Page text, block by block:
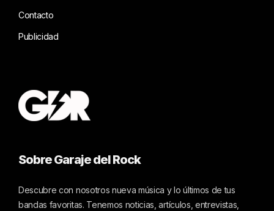
Contacto
Publicidad
Sobre Garaje del Rock
Descubre con nosotros nueva música y lo últimos de tus
bandas favoritas. Tenemos noticias, artículos, entrevistas,